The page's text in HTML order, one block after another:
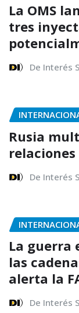
La OMS
tres
De Interés
Rusia
relaciones
De Interés
La guerra
las
alerta la
De Interés